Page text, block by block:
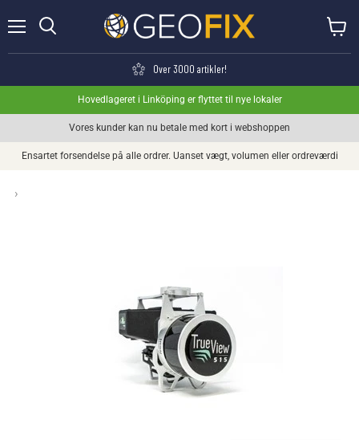
Over 3000 artikler!
Hovedlageret i Linköping er flyttet til nye lokaler
Vores kunder kan nu betale med kort i webshoppen
Ensartet forsendelse på alle ordrer. Uanset vægt, volumen eller ordreværdi
›